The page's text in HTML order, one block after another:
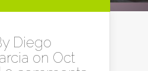
Diego
on Oct